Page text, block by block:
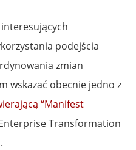
podejścia
zmian
wskazać obecnie jedno z
“Manifest
Transformation